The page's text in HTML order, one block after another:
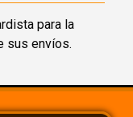
para la
sus envíos.